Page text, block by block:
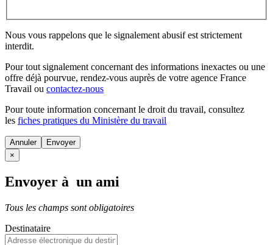
Nous vous rappelons que le signalement abusif est strictement
interdit.
Pour tout signalement concernant des informations inexactes ou une
offre déjà pourvue, rendez-vous auprès de votre agence France
Travail ou contactez-nous
Pour toute information concernant le droit du travail, consultez
les fiches pratiques du Ministère du travail
Annuler
×
Envoyer à un ami
Tous les champs sont obligatoires
Destinataire